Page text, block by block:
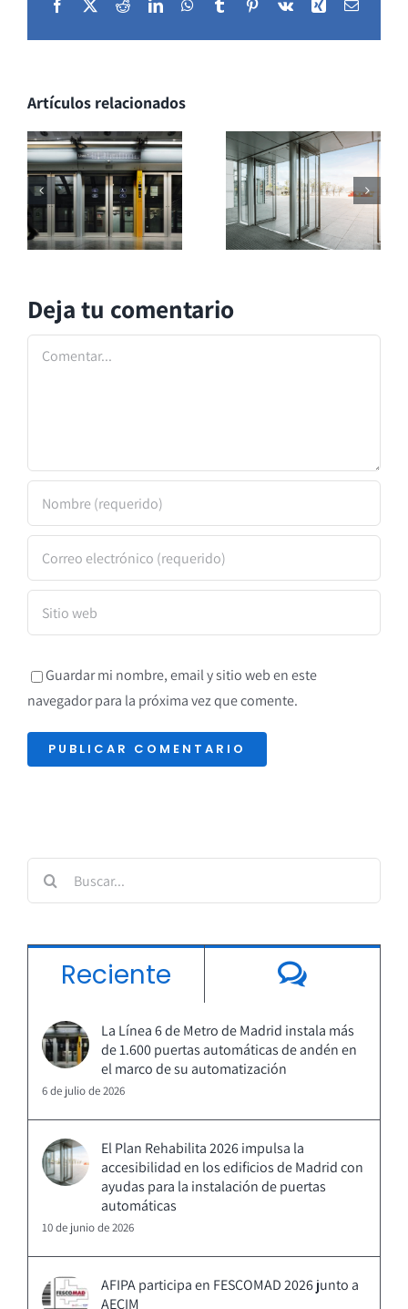
Facebook
X RedditLinkedInWhatsApp
TumblrPinterest
Vk Xing Correo
Artículos relacionados
Deja tu comentario
Guardar mi nombre, email y sitio web en este
navegador para la próxima vez que comente.
Reciente
La Línea 6 de Metro de Madrid instala más
de 1.600 puertas automáticas de andén en
el marco de su automatización
6 de julio de 2026
El Plan Rehabilita 2026 impulsa la
accesibilidad en los edificios de Madrid con
ayudas para la instalación de puertas
automáticas
10 de junio de 2026
AFIPA participa en FESCOMAD 2026 junto a
AECIM